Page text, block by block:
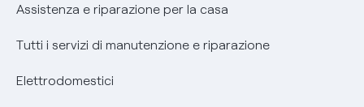
Assistenza e riparazione per la casa
Tutti i servizi di manutenzione e riparazione
Elettrodomestici